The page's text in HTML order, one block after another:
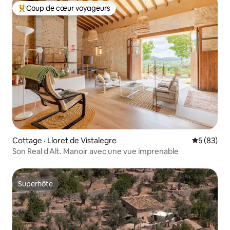
Coup de cœur voyageurs parmi les plus aimés
Coup de cœur voyageurs
Cottage · Lloret de Vistalegre Note
5 (83)
Son Real d'Alt. Manoir avec une vue imprenable
Superhôte
Superhôte